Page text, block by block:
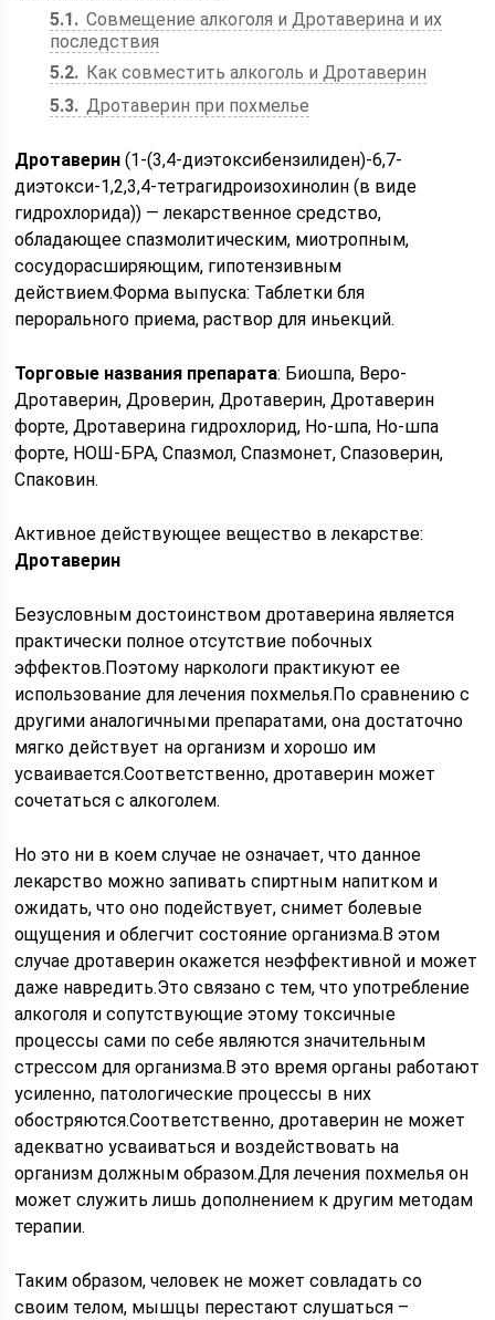
5.1
Совмещение алкоголя и Дротаверина и их
последствия
5.2
Как совместить алкоголь и Дротаверин
5.3 Дротаверин при похмелье
Дротаверин (1-(3,4-диэтоксибензилиден)-6,7-
диэтокси-1,2,3,4-тетрагидроизохинолин (в виде
гидрохлорида)) — лекарственное средство,
обладающее спазмолитическим, миотропным,
сосудорасширяющим, гипотензивным
действием.Форма выпуска: Таблетки бля
перорального приема, раствор для иньекций.
Торговые названия препарата: Биошпа, Веро-
Дротаверин, Дроверин, Дротаверин, Дротаверин
форте, Дротаверина гидрохлорид, Но-шпа, Но-шпа
форте, НОШ-БРА, Спазмол, Спазмонет, Спазоверин,
Спаковин.
Активное действующее вещество в лекарстве:
Дротаверин
Безусловным достоинством дротаверина является
практически полное отсутствие побочных
эффектов.Поэтому наркологи практикуют ее
использование для лечения похмелья.По сравнению с
другими аналогичными препаратами, она достаточно
мягко действует на организм и хорошо им
усваивается.Соответственно, дротаверин может
сочетаться с алкоголем.
Но это ни в коем случае не означает, что данное
лекарство можно запивать спиртным напитком и
ожидать, что оно подействует, снимет болевые
ощущения и облегчит состояние организма.В этом
случае дротаверин окажется неэффективной и может
даже навредить.Это связано с тем, что употребление
алкоголя и сопутствующие этому токсичные
процессы сами по себе являются значительным
стрессом для организма.В это время органы работают
усиленно, патологические процессы в них
обостряются.Соответственно, дротаверин не может
адекватно усваиваться и воздействовать на
организм должным образом.Для лечения похмелья он
может служить лишь дополнением к другим методам
терапии.
Таким образом, человек не может совладать со
своим телом, мышцы перестают слушаться –